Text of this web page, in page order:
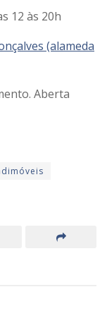
12 às 20h
(alameda
Aberta